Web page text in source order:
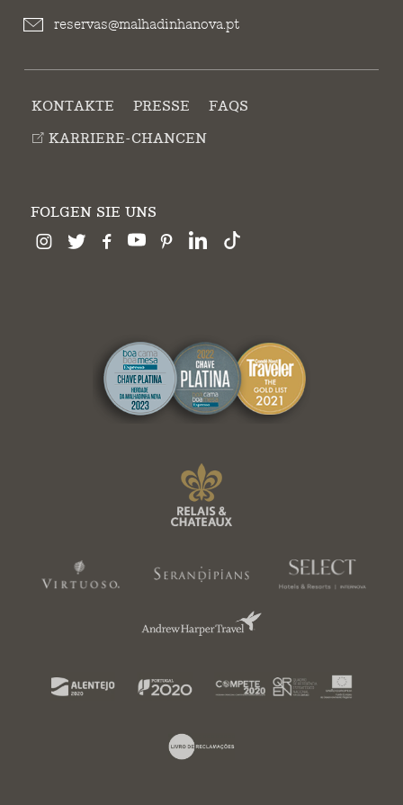
reservas@malhadinhanova.pt
KONTAKTE PRESSE
FAQS
KARRIERE-CHANCEN
FOLGEN SIE UNS